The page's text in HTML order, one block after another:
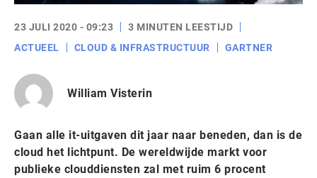
23 JULI 2020 - 09:23
3 MINUTEN LEESTIJD
ACTUEEL
CLOUD & INFRASTRUCTUUR GARTNER
William Visterin
Gaan alle it-uitgaven dit jaar naar beneden, dan is de
cloud het lichtpunt. De wereldwijde markt voor
publieke clouddiensten zal met ruim 6 procent